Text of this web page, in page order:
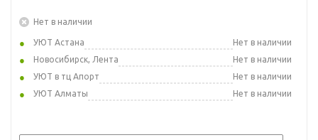
Нет в наличии
УЮТ Астана
Нет в наличии
Новосибирск, Лента
Нет в наличии
УЮТ в тц Апорт
Нет в наличии
УЮТ Алматы
Нет в наличии